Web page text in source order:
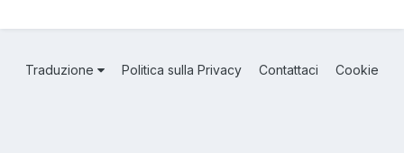
Traduzione Politica sulla Privacy Contattaci Cookie